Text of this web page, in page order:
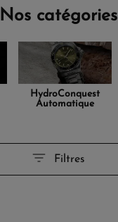
Nos catégories
HydroConquest
Automatique
Filtres